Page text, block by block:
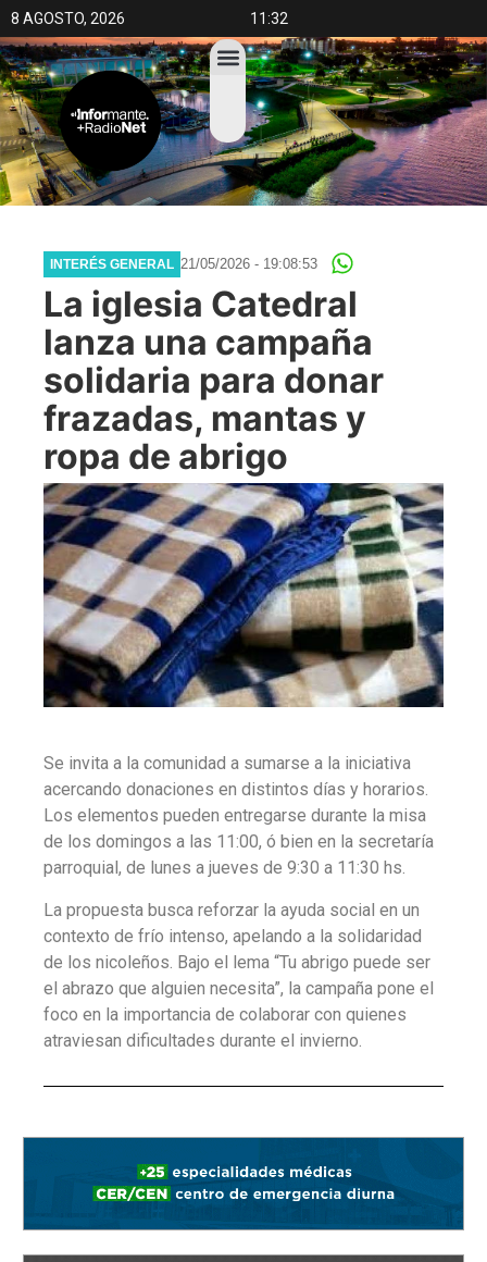
8 AGOSTO, 2026 11:32
INTERÉS GENERAL 21/05/2026 - 19:08:53
La iglesia Catedral
lanza una campaña
solidaria para donar
frazadas, mantas y
ropa de abrigo
Se invita a la comunidad a sumarse a la iniciativa
acercando donaciones en distintos días y horarios.
Los elementos pueden entregarse durante la misa
de los domingos a las 11:00, ó bien en la secretaría
parroquial, de lunes a jueves de 9:30 a 11:30 hs.
La propuesta busca reforzar la ayuda social en un
contexto de frío intenso, apelando a la solidaridad
de los nicoleños. Bajo el lema “Tu abrigo puede ser
el abrazo que alguien necesita”, la campaña pone el
foco en la importancia de colaborar con quienes
atraviesan dificultades durante el invierno.